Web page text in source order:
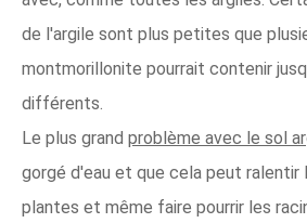
de l'argile sont plus petites que
montmorillonite pourrait contenir
différents.
Le plus grand problème avec le sol
gorgé d'eau et que cela peut ralentir
plantes et même faire pourrir les